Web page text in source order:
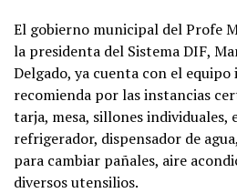
El gobierno municipal del Profe
la presidenta del Sistema DIF,
Delgado, ya cuenta con el equipo
recomienda por las instancias
tarja, mesa, sillones individuales,
refrigerador, dispensador de
para cambiar pañales, aire
diversos utensilios.